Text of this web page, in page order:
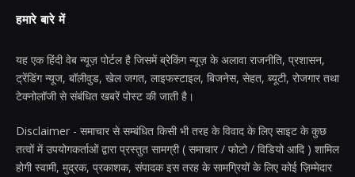
हमारे बारे में
यह एक हिंदी वेब न्यूज़ पोर्टल है जिसमें ब्रेकिंग न्यूज़ के अलावा राजनीति, प्रशासन,
ट्रेंडिंग न्यूज, बॉलीवुड, खेल जगत, लाइफस्टाइल, बिजनेस, सेहत, ब्यूटी, रोजगार तथा
टेक्नोलॉजी से संबंधित खबरें पोस्ट की जाती है।
Disclaimer - समाचार से सम्बंधित किसी भी तरह के विवाद के लिए साइट के कुछ
तत्वों में उपयोगकर्ताओं द्वारा प्रस्तुत सामग्री ( समाचार / फोटो / विडियो आदि ) शामिल
होगी स्वामी, मुद्रक, प्रकाशक, संपादक इस तरह के सामग्रियों के लिए कोई ज़िम्मेदार